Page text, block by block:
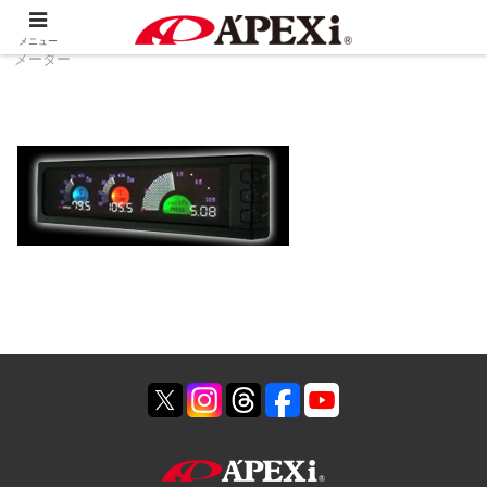
製品情報 生産終了品
メーター
メニュー